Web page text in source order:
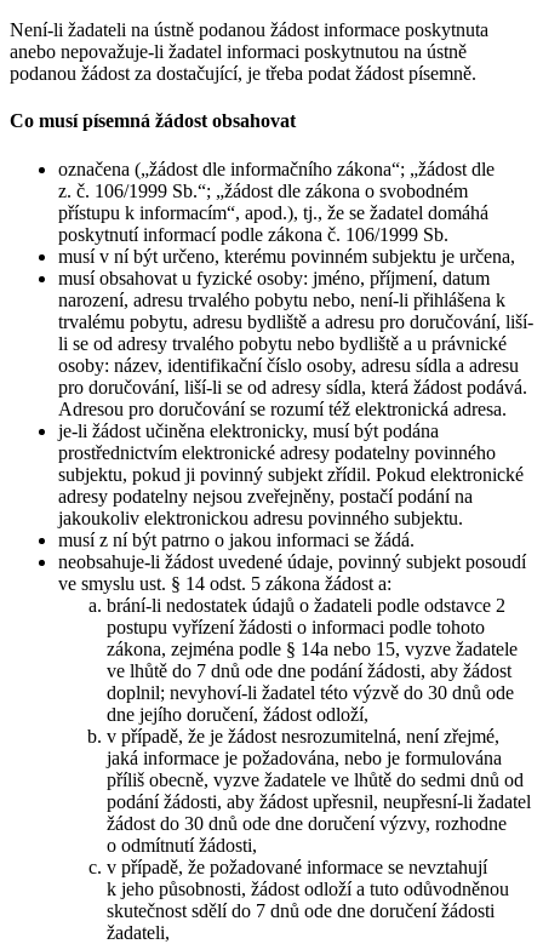
Není-li žadateli na ústně podanou žádost informace poskytnuta
anebo nepovažuje-li žadatel informaci poskytnutou na ústně
podanou žádost za dostačující, je třeba podat žádost písemně.
Co musí písemná žádost obsahovat
označena („žádost dle informačního zákona“; „žádost dle
z. č. 106/1999 Sb.“; „žádost dle zákona o svobodném
přístupu k informacím“, apod.), tj., že se žadatel domáhá
poskytnutí informací podle zákona č. 106/1999 Sb.
musí v ní být určeno, kterému povinném subjektu je určena,
musí obsahovat u fyzické osoby: jméno, příjmení, datum
narození, adresu trvalého pobytu nebo, není-li přihlášena k
trvalému pobytu, adresu bydliště a adresu pro doručování, liší-
li se od adresy trvalého pobytu nebo bydliště a u právnické
osoby: název, identifikační číslo osoby, adresu sídla a adresu
pro doručování, liší-li se od adresy sídla, která žádost podává.
Adresou pro doručování se rozumí též elektronická adresa.
je-li žádost učiněna elektronicky, musí být podána
prostřednictvím elektronické adresy podatelny povinného
subjektu, pokud ji povinný subjekt zřídil. Pokud elektronické
adresy podatelny nejsou zveřejněny, postačí podání na
jakoukoliv elektronickou adresu povinného subjektu.
musí z ní být patrno o jakou informaci se žádá.
neobsahuje-li žádost uvedené údaje, povinný subjekt posoudí
ve smyslu ust. § 14 odst. 5 zákona žádost a:
brání-li nedostatek údajů o žadateli podle odstavce 2
postupu vyřízení žádosti o informaci podle tohoto
zákona, zejména podle § 14a nebo 15, vyzve žadatele
ve lhůtě do 7 dnů ode dne podání žádosti, aby žádost
doplnil; nevyhoví-li žadatel této výzvě do 30 dnů ode
dne jejího doručení, žádost odloží,
v případě, že je žádost nesrozumitelná, není zřejmé,
jaká informace je požadována, nebo je formulována
příliš obecně, vyzve žadatele ve lhůtě do sedmi dnů od
podání žádosti, aby žádost upřesnil, neupřesní-li žadatel
žádost do 30 dnů ode dne doručení výzvy, rozhodne
o odmítnutí žádosti,
v případě, že požadované informace se nevztahují
k jeho působnosti, žádost odloží a tuto odůvodněnou
skutečnost sdělí do 7 dnů ode dne doručení žádosti
žadateli,